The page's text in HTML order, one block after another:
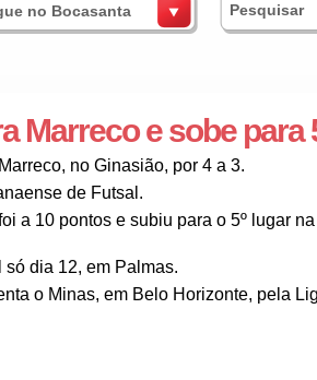
no Bocasanta
Marreco e sobe para
no Ginasião, por 4 a 3.
de Futsal.
a 10 pontos e subiu para o 5º lugar na
dia 12, em Palmas.
o Minas, em Belo Horizonte, pela